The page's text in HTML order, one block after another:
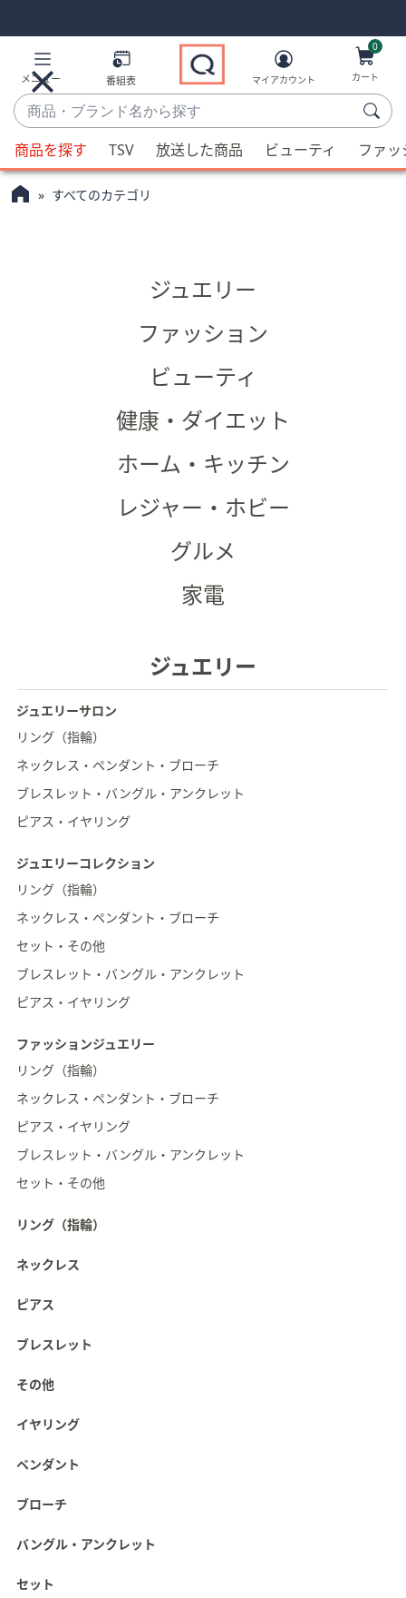
Links
Links2
メニュー 番組表
商
品・
ブ
ラ
ン
候
補
が
利
ス
で
左
右
に
ス
イ
プ
し
て
閲
覧
き
す。
マイアカウント
0
カート
商品を探す TSV 放送した商品 ビューティ ファ
すべてのカテゴリ
ジュエリー
ファッション
ビューティ
健康・ダイエット
ホーム・キッチン
レジャー・ホビー
グルメ
家電
ジュエリー
ジュエリーサロン
リング（指輪）
ネックレス・ペンダント・ブローチ
ブレスレット・バングル・アンクレット
ピアス・イヤリング
ジュエリーコレクション
リング（指輪）
ネックレス・ペンダント・ブローチ
セット・その他
ブレスレット・バングル・アンクレット
ピアス・イヤリング
ファッションジュエリー
リング（指輪）
ネックレス・ペンダント・ブローチ
ピアス・イヤリング
ブレスレット・バングル・アンクレット
セット・その他
リング（指輪）
ネックレス
ピアス
ブレスレット
その他
イヤリング
ペンダント
ブローチ
バングル・アンクレット
セット